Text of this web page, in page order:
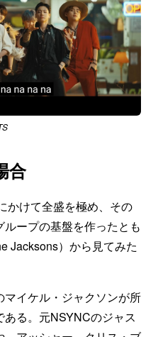
合
かけて全盛を極め、その
ープの基盤を作ったとも
Jacksons）から見てみた
イケル・ジャクソンが所
る。元NSYNCのジャス